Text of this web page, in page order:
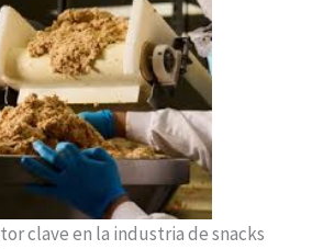
clave en la industria de snacks